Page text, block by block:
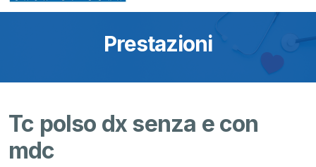
Prestazioni
Tc polso dx senza e con
mdc